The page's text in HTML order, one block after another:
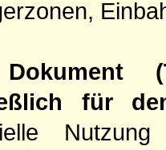
Dokument
für